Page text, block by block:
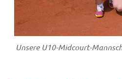
Unsere U10-Midcourt-